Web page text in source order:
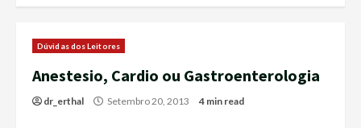
Dúvidas dos Leitores
Anestesio, Cardio ou Gastroenterologia
dr_erthal Setembro 20, 2013 4 min read